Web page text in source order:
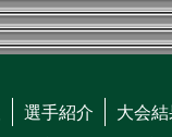
選手紹介 大会